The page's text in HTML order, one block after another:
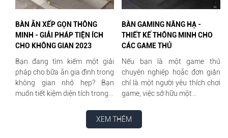
BÀN ĂN XẾP GỌN THÔNG
MINH - GIẢI PHÁP TIỆN ÍCH
CHO KHÔNG GIAN 2023
Bạn đang tìm kiếm một giải
pháp cho bữa ăn gia đình trong
không gian nhỏ hẹp? Bạn
muốn tiết kiệm diện tích trong...
BÀN GAMING NÂNG HẠ -
THIẾT KẾ THÔNG MINH CHO
CÁC GAME THỦ
Nếu bạn là một game thủ
chuyên nghiệp hoặc đơn giản
chỉ là một người yêu thích chơi
game, việc sở hữu một...
XEM THÊM